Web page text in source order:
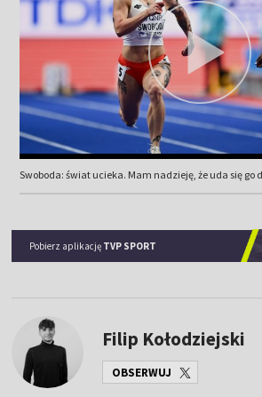
Swoboda: świat ucieka. Mam nadzieję, że uda się go
Pobierz aplikację TVP SPORT
Filip Kołodziejski
OBSERWUJ